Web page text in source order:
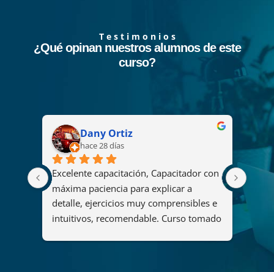
T e s t i m o n i o s
¿Qué opinan nuestros alumnos de este
curso?
Dany Ortiz
hace 28 días
Excelente capacitación, Capacitador con
máxima paciencia para explicar a
detalle, ejercicios muy comprensibles e
intuitivos, recomendable. Curso tomado
El